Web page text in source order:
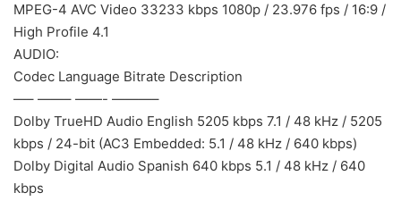
MPEG-4 AVC Video 33233 kbps 1080p / 23.976 fps / 16:9 /
High Profile 4.1
AUDIO:
Codec Language Bitrate Description
—– ——– ——- ———–
Dolby TrueHD Audio English 5205 kbps 7.1 / 48 kHz / 5205
kbps / 24-bit (AC3 Embedded: 5.1 / 48 kHz / 640 kbps)
Dolby Digital Audio Spanish 640 kbps 5.1 / 48 kHz / 640
kbps